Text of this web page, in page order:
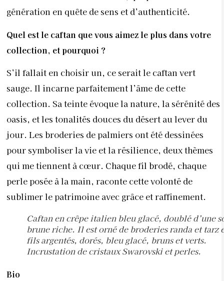
génération en quête de sens et d’authenticité.
Quel est le caftan que vous aimez le plus dans votre
collection, et pourquoi ?
S’il fallait en choisir un, ce serait le caftan vert
sauge. Il incarne parfaitement l’âme de cette
collection. Sa teinte évoque la nature, la sérénité des
oasis, et les tonalités douces du désert au lever du
jour. Les broderies de palmiers ont été dessinées
pour symboliser la vie et la résilience, deux thèmes
qui me tiennent à cœur. Chaque fil brodé, chaque
perle posée à la main, raconte cette volonté de
sublimer le patrimoine avec grâce et raffinement.
Caftan en crêpe italien bleu glacé, doublé d’une
brune riche. Il est orné de broderies randa et tarz
fils argentés, dorés, bleu glacé, bruns et verts.
Incrustation de cristaux Swarovski et perles.
Bio